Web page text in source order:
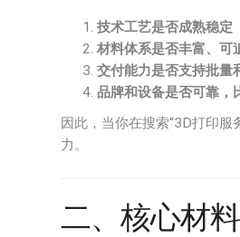
技术工艺是否成熟稳定
材料体系是否丰富、可
交付能力是否支持批量
品牌和设备是否可靠，
因此，当你在搜索“3D打印
力。
二、核心材